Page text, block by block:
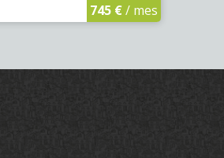
745 €/ mes